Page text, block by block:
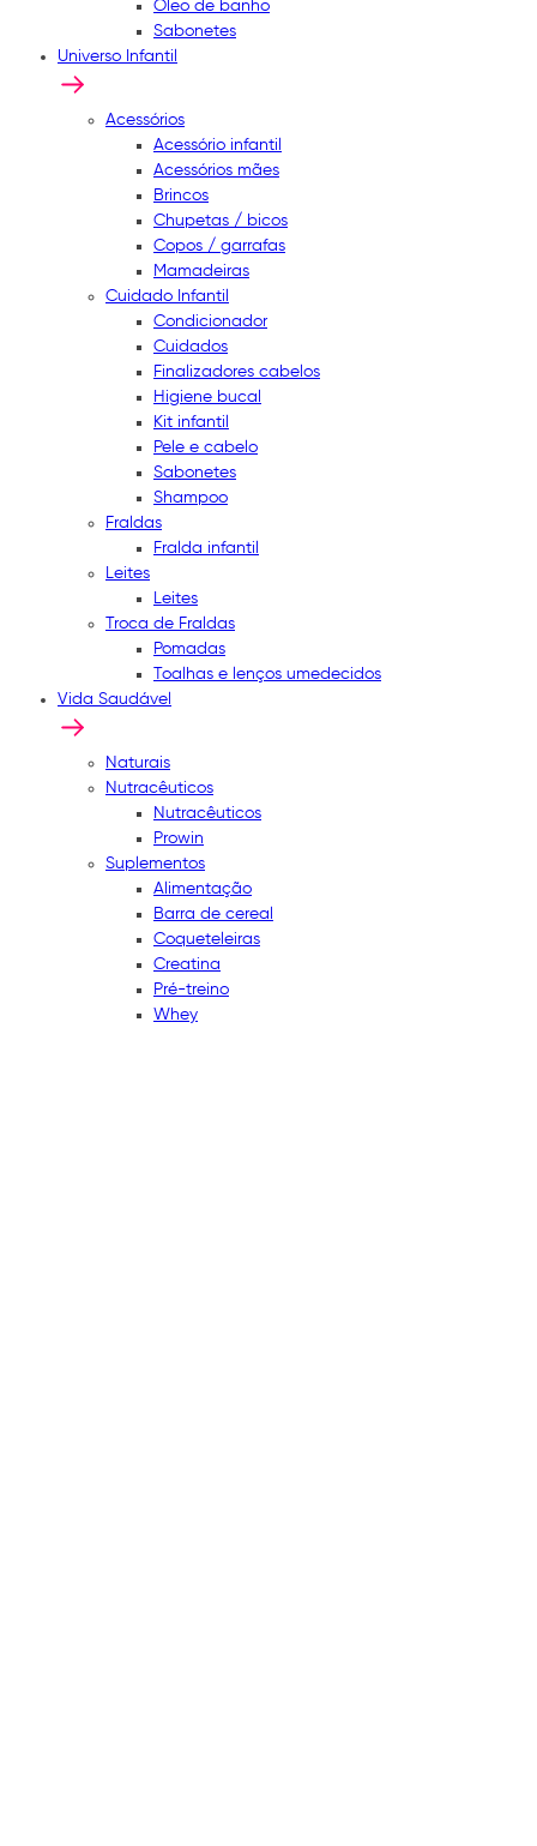
Óleo de banho
Sabonetes
Universo Infantil
Acessórios
Acessório infantil
Acessórios mães
Brincos
Chupetas / bicos
Copos / garrafas
Mamadeiras
Cuidado Infantil
Condicionador
Cuidados
Finalizadores cabelos
Higiene bucal
Kit infantil
Pele e cabelo
Sabonetes
Shampoo
Fraldas
Fralda infantil
Leites
Leites
Troca de Fraldas
Pomadas
Toalhas e lenços umedecidos
Vida Saudável
Naturais
Nutracêuticos
Nutracêuticos
Prowin
Suplementos
Alimentação
Barra de cereal
Coqueteleiras
Creatina
Pré-treino
Whey